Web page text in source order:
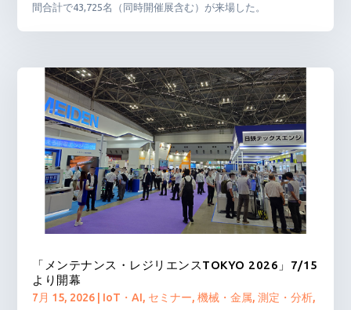
間合計で43,725名（同時開催展含む）が来場した。
「メンテナンス・レジリエンスTOKYO 2026」7/15
より開幕
7月 15, 2026 IoT・AI, セミナー,機械・金属,測定・分析,